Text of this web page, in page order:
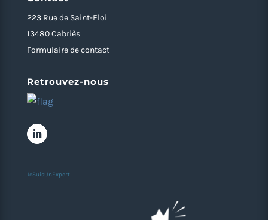
223 Rue de Saint-Eloi
13480 Cabriès
Formulaire de contact
Retrouvez-nous
JeSuisUnExpert